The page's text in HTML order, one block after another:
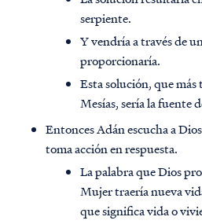
serpiente.
Y vendría a través de
proporcionaría.
Esta solución, que más
Mesías, sería la fuente
Entonces Adán escucha a
toma acción en respuesta.
La palabra que Dios
Mujer traería nueva
que significa vida o